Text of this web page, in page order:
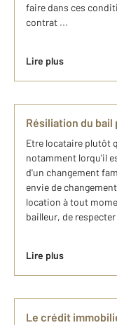
faire dans ces
contrat ...
Lire plus
Résiliation du bail
Etre locataire plutôt
notamment lorqu'il
d'un changement
envie de
location à tout
bailleur, de
Lire plus
Le crédit